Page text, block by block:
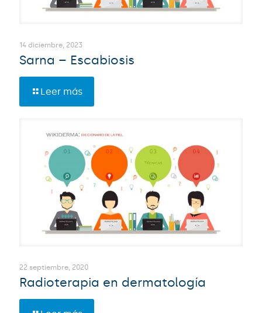
14 diciembre, 2023
Sarna – Escabiosis
Leer más
22 septiembre, 2020
Radioterapia en dermatología